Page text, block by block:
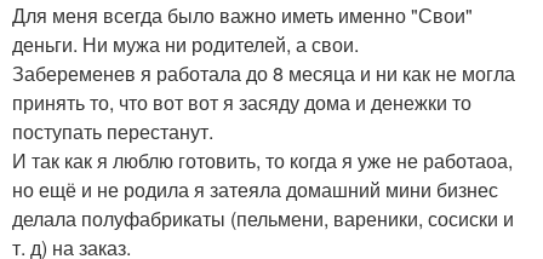
Для меня всегда было важно иметь именно "Свои"
деньги. Ни мужа ни родителей, а свои.
Забеременев я работала до 8 месяца и ни как не могла
принять то, что вот вот я засяду дома и денежки то
поступать перестанут.
И так как я люблю готовить, то когда я уже не работаоа,
но ещё и не родила я затеяла домашний мини бизнес
делала полуфабрикаты (пельмени, вареники, сосиски и
т. д) на заказ.